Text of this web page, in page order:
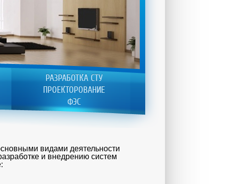
РАЗРАБОТКА СТУ
ПРОЕКТОРОВАНИЕ
ФЭС
видами деятельности
и внедрению систем